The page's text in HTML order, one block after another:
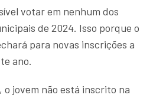
votar em nenhum dos
de 2024. Isso porque o
para novas inscrições a
ano.
o jovem não está inscrito na